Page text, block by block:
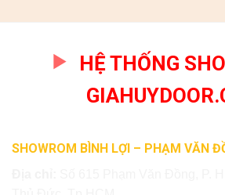
HỆ THỐNG
SHOWROM BÌNH LỢI – PHẠM VĂN